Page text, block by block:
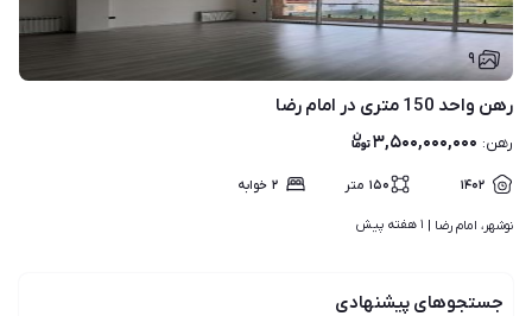
۹
رهن واحد 150 متری در امام رضا
رهن: ۳,۵۰۰,۰۰۰,۰۰۰
۱۴۰۲ ۱۵۰ متر ۲ خوابه
نوشهر، امام رضا | ۱ هفته پیش
جستجوهای پیشنهادی